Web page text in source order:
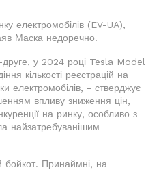
електромобілів (EV-UA),
Маска недоречно.
у 2024 році Tesla Model
кількості реєстрацій на
електромобілів, - стверджує
впливу зниження цін,
на ринку, особливо з
найзатребуванішим
бойкот. Принаймні, на